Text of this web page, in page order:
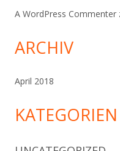
A WordPress Commenter
ARCHIV
April 2018
KATEGORIEN